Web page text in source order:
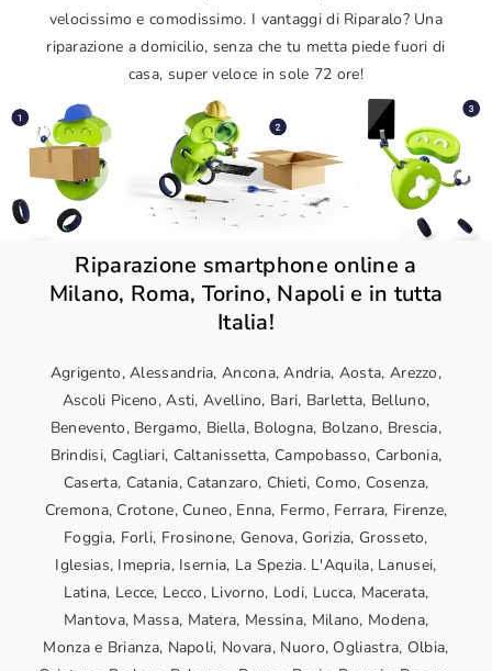
velocissimo e comodissimo. I vantaggi di Riparalo? Una
riparazione a domicilio, senza che tu metta piede fuori di
casa, super veloce in sole 72 ore!
Riparazione smartphone online a
Milano, Roma, Torino, Napoli e in tutta
Italia!
Agrigento, Alessandria, Ancona, Andria, Aosta, Arezzo,
Ascoli Piceno, Asti, Avellino, Bari, Barletta, Belluno,
Benevento, Bergamo, Biella, Bologna, Bolzano, Brescia,
Brindisi, Cagliari, Caltanissetta, Campobasso, Carbonia,
Caserta, Catania, Catanzaro, Chieti, Como, Cosenza,
Cremona, Crotone, Cuneo, Enna, Fermo, Ferrara, Firenze,
Foggia, Forli, Frosinone, Genova, Gorizia, Grosseto,
Iglesias, Imepria, Isernia, La Spezia. L'Aquila, Lanusei,
Latina, Lecce, Lecco, Livorno, Lodi, Lucca, Macerata,
Mantova, Massa, Matera, Messina, Milano, Modena,
Monza e Brianza, Napoli, Novara, Nuoro, Ogliastra, Olbia,